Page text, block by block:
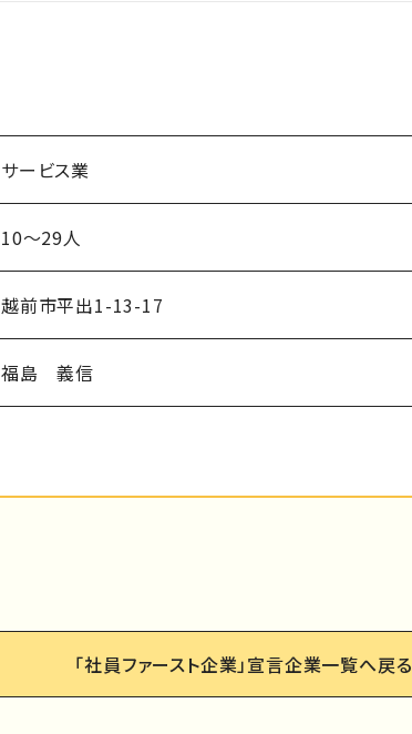
サービス業
10～29人
越前市平出1-13-17
福島 義信
「社員ファースト企業」宣言企業一覧へ戻る